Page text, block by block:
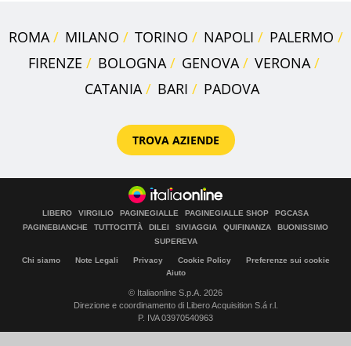
ROMA MILANO TORINO NAPOLI
PALERMO
FIRENZE
BOLOGNA GENOVA
VERONA
CATANIA
BARI PADOVA
TROVA AZIENDE
LIBERO VIRGILIO PAGINEGIALLE PAGINEGIALLE SHOP
PGCASA
PAGINEBIANCHE
TUTTOCITTÀ DILEI SIVIAGGIA QUIFINANZA
BUONISSIMO
SUPEREVA
Chi siamo Note Legali Privacy Cookie Policy
Preferenze sui cookie
Aiuto
© Italiaonline S.p.A. 2026
Direzione e coordinamento di Libero Acquisition S.á r.l.
P. IVA 03970540963